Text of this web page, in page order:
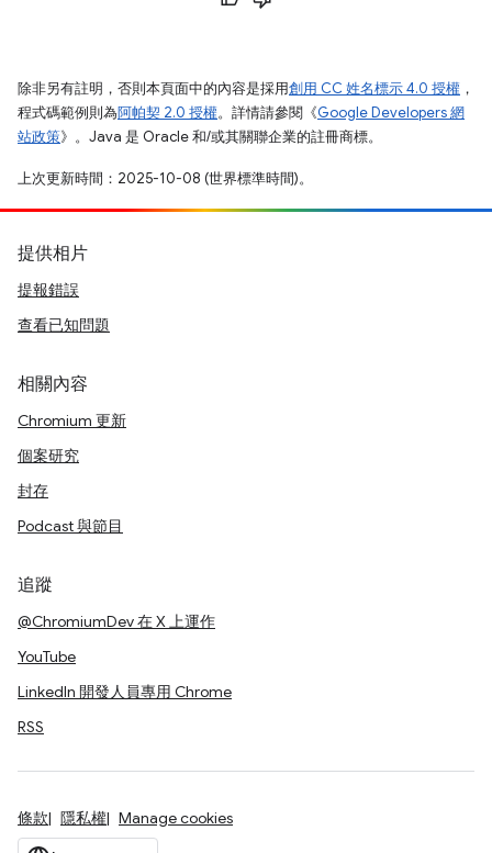
除非另有註明，否則本頁面中的內容是採用創用 CC 姓名標示 4.0 授權 ，
程式碼範例則為阿帕契 2.0 授權。詳情請參閱《Google Developers 網
站政策》。Java 是 Oracle 和/或其關聯企業的註冊商標。
上次更新時間：2025-10-08 (世界標準時間)。
提供相片
提報錯誤
查看已知問題
相關內容
Chromium 更新
個案研究
封存
Podcast 與節目
追蹤
@ChromiumDev 在 X 上運作
YouTube
LinkedIn 開發人員專用 Chrome
RSS
條款 隱私權 Manage cookies